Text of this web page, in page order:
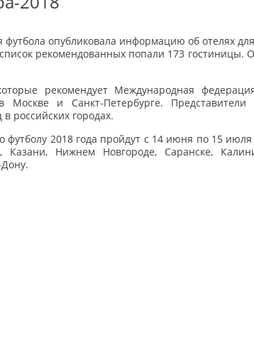
опубликовала информацию об отелях
рекомендованных попали 173 гостиницы.
рекомендует Международная
Москве и Санкт-Петербурге.
российских городах.
2018 года пройдут с 14 июня по 15 июля
Казани, Нижнем Новгороде, Саранске,